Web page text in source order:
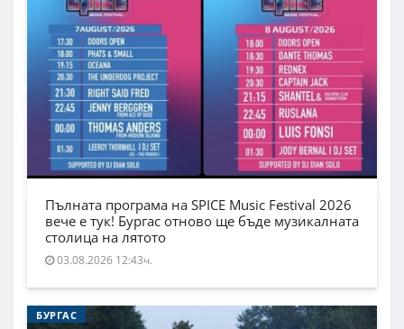
Пълната програма на SPICE Music Festival 2026
вече е тук! Бургас отново ще бъде музикалната
столица на лятото
03.08.2026 12:43ч.
БУРГАС